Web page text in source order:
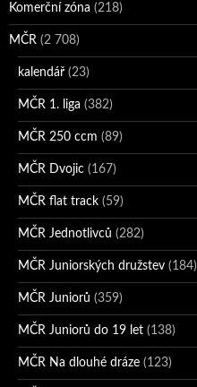
Komerční zóna (218)
MČR (2 708)
kalendář (23)
MČR 1. liga (382)
MČR 250 ccm (89)
MČR Dvojic (167)
MČR flat track (59)
MČR Jednotlivců (282)
MČR Juniorských družstev (184)
MČR Juniorů (359)
MČR Juniorů do 19 let (138)
MČR Na dlouhé dráze (123)